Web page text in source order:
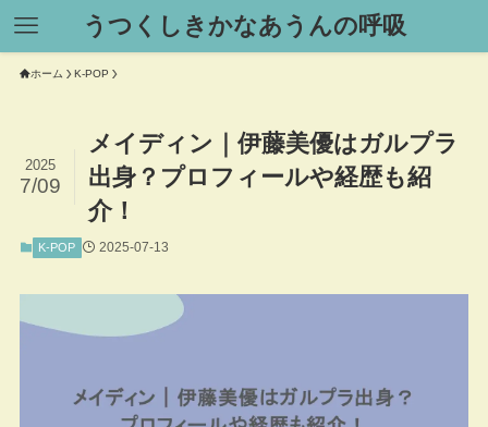
うつくしきかなあうんの呼吸
ホーム K-POP
メイディン｜伊藤美優はガルプラ
出身？プロフィールや経歴も紹
介！
2025
7/09
K-POP 2025-07-13